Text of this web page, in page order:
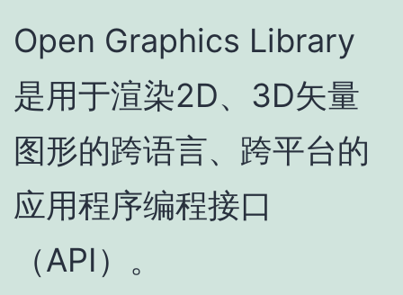
Open Graphics Library
是用于渲染2D、3D矢量
图形的跨语言、跨平台的
应用程序编程接口
（API）。